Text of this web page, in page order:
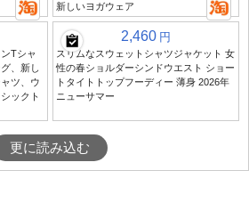
新しいヨガウェア
Tシャ
、新し
ツ、ウ
ックト
2,460 円
スリムなスウェットシャツジャケット 女
性の春ショルダーシンドウエスト ショー
トタイトトップフーディー 薄身 2026年
ニューサマー
更に読み込む